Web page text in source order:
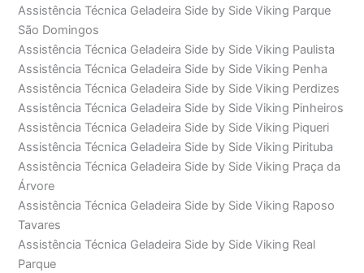
Assistência Técnica Geladeira Side by Side Viking Parque
São Domingos
Assistência Técnica Geladeira Side by Side Viking Paulista
Assistência Técnica Geladeira Side by Side Viking Penha
Assistência Técnica Geladeira Side by Side Viking Perdizes
Assistência Técnica Geladeira Side by Side Viking Pinheiros
Assistência Técnica Geladeira Side by Side Viking Piqueri
Assistência Técnica Geladeira Side by Side Viking Pirituba
Assistência Técnica Geladeira Side by Side Viking Praça da
Árvore
Assistência Técnica Geladeira Side by Side Viking Raposo
Tavares
Assistência Técnica Geladeira Side by Side Viking Real
Parque